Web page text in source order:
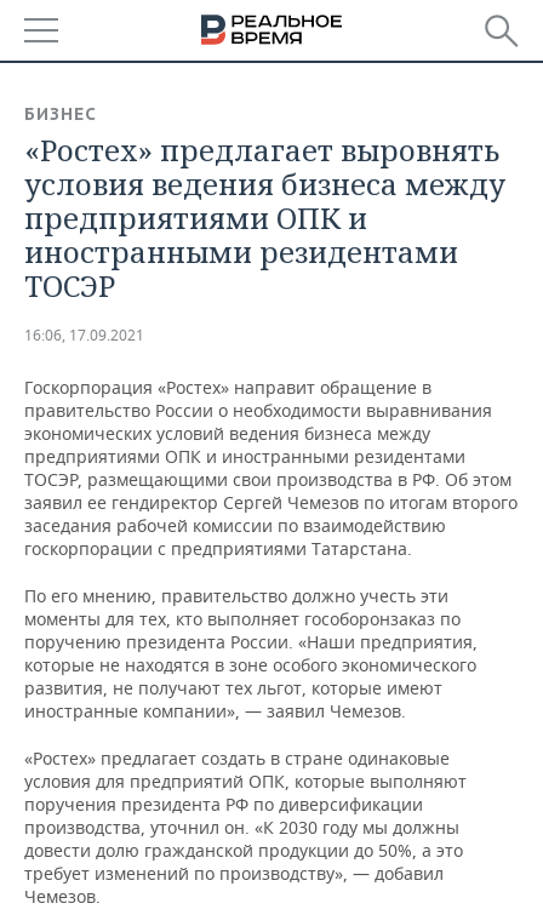
БАШКОРТОСТАН
ТАТАРСТАН
УДМУРТИЯ
НОВОСТИ
АНАЛИТИКА
НОВОСТИ АНАЛИТИКИ
ВУЗЫ ТАТАРСТАНА
КОМУ ПРИНАДЛЕЖАТ
ТОРГОВЫЕ ЦЕНТРЫ
ТАТАРСТАНА
ЭКОНОМИКА
БАНКИ
БЮДЖЕТ
ИНВЕСТИЦИИ
ПРОМЫШЛЕННОСТИ
АГРОПРОМ
МАШИНОСТРОЕНИЕ
НЕФТЕХИМИЯ
НЕФТЬ
ОПК
ЭНЕРГЕТИКА
НОВОСТИ НЕДВИЖИМОСТИ
АВТО
НОВОСТИ АВТО
БИЗНЕС
НОВОСТИ БИЗНЕСА
РОЗНИЧНАЯ ТОРГОВЛЯ
ТРАНСПОРТ
УСЛУГИ
ТЕХНОЛОГИИ
НОВОСТИ ТЕХНОЛОГИЙ
IT
МЕДИА
ТЕЛЕКОММУНИКАЦИИ
МЕРОПРИЯТИЯ
НОВОСТИ МЕРОПРИЯТИЙ
ВЫЕЗДНАЯ РЕДАКЦИЯ
БИЗНЕС-БРАНЧИ
ONLINE-КОНФЕРЕНЦИИ
ОТКРЫТАЯ ЛЕКЦИЯ
СПОРТ
НОВОСТИ СПОРТА
ФУТБОЛ
ХОККЕЙ
БАСКЕТБОЛ
ОБЩЕСТВО
НОВОСТИ ОБЩЕСТВА
ВЛАСТЬ
ИНФРАСТРУКТУРА
ФОТОГАЛЕРЕЯ
СЮЖЕТЫ
СПРАВОЧНИК
БИЗНЕС
«Ростех» предлагает выровнять
условия ведения бизнеса между
предприятиями ОПК и
иностранными резидентами
ТОСЭР
16:06, 17.09.2021
Госкорпорация «Ростех» направит обращение в
правительство России о необходимости выравнивания
экономических условий ведения бизнеса между
предприятиями ОПК и иностранными резидентами
ТОСЭР, размещающими свои производства в РФ. Об этом
заявил ее гендиректор Сергей Чемезов по итогам второго
заседания рабочей комиссии по взаимодействию
госкорпорации с предприятиями Татарстана.
По его мнению, правительство должно учесть эти
моменты для тех, кто выполняет гособоронзаказ по
поручению президента России. «Наши предприятия,
которые не находятся в зоне особого экономического
развития, не получают тех льгот, которые имеют
иностранные компании», — заявил Чемезов.
«Ростех» предлагает создать в стране одинаковые
условия для предприятий ОПК, которые выполняют
поручения президента РФ по диверсификации
производства, уточнил он. «К 2030 году мы должны
довести долю гражданской продукции до 50%, а это
требует изменений по производству», — добавил
Чемезов.